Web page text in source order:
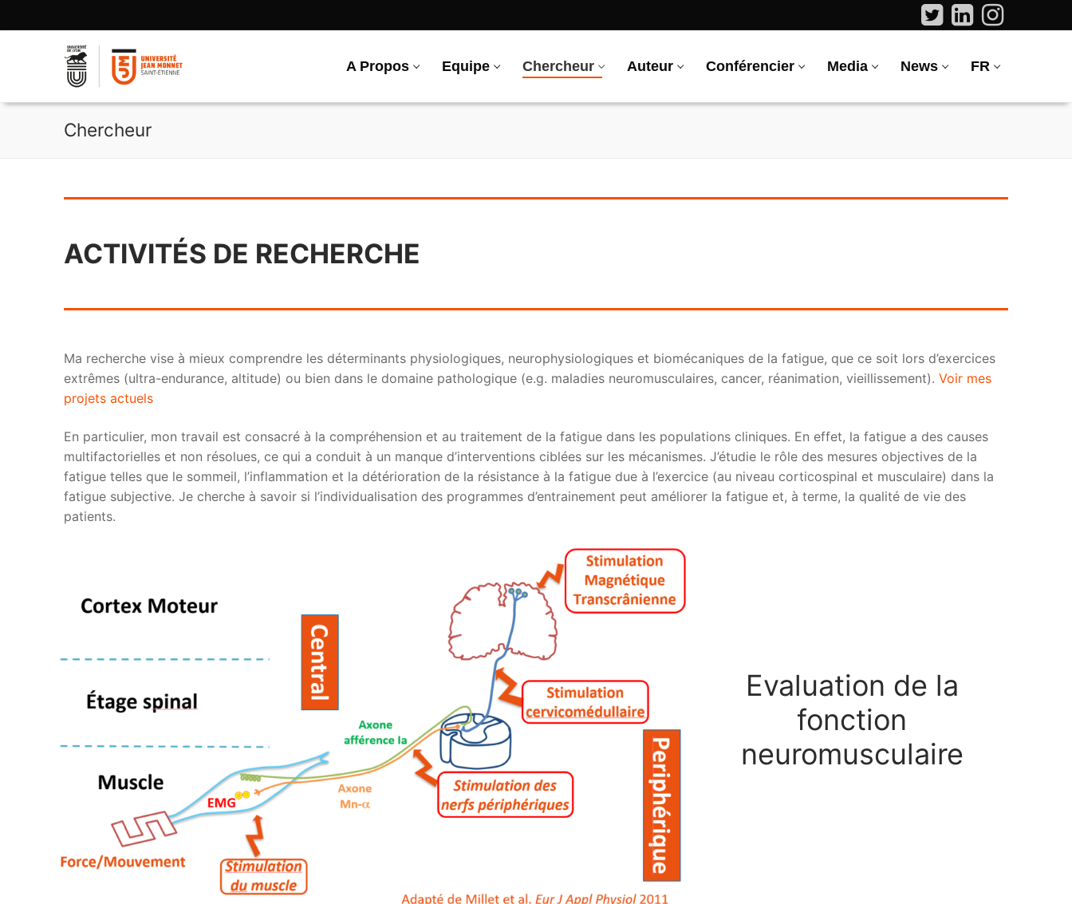
au
A Propos
Equipe Chercheur Auteur Conférencier Media News FR
Chercheur
ACTIVITÉS DE RECHERCHE
Ma recherche vise à mieux comprendre les déterminants physiologiques, neurophysiologiques et biomécaniques de la fatigue, que ce soit lors d’exercices
extrêmes (ultra-endurance, altitude) ou bien dans le domaine pathologique (e.g. maladies neuromusculaires, cancer, réanimation, vieillissement). Voir mes
projets actuels
En particulier, mon travail est consacré à la compréhension et au traitement de la fatigue dans les populations cliniques. En effet, la fatigue a des causes
multifactorielles et non résolues, ce qui a conduit à un manque d’interventions ciblées sur les mécanismes. J’étudie le rôle des mesures objectives de la
fatigue telles que le sommeil, l’inflammation et la détérioration de la résistance à la fatigue due à l’exercice (au niveau corticospinal et musculaire) dans la
fatigue subjective. Je cherche à savoir si l’individualisation des programmes d’entrainement peut améliorer la fatigue et, à terme, la qualité de vie des
patients.
Evaluation de la
fonction
neuromusculaire